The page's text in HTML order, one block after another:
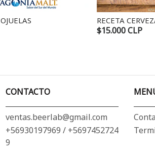
RECETA CERVEZA
$15.000 CLP
CONTACTO
ventas.beerlab@gmail.com
+56930197969 / +5697452724
9